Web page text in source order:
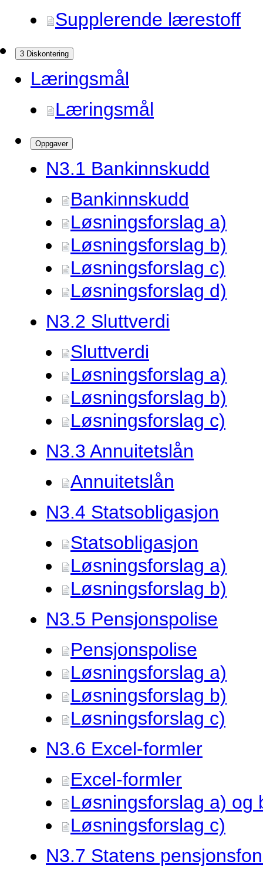
Supplerende lærestoff
3 Diskontering
Læringsmål
Læringsmål
Oppgaver
N3.1 Bankinnskudd
Bankinnskudd
Løsningsforslag a)
Løsningsforslag b)
Løsningsforslag c)
Løsningsforslag d)
N3.2 Sluttverdi
Sluttverdi
Løsningsforslag a)
Løsningsforslag b)
Løsningsforslag c)
N3.3 Annuitetslån
Annuitetslån
N3.4 Statsobligasjon
Statsobligasjon
Løsningsforslag a)
Løsningsforslag b)
N3.5 Pensjonspolise
Pensjonspolise
Løsningsforslag a)
Løsningsforslag b)
Løsningsforslag c)
N3.6 Excel-formler
Excel-formler
Løsningsforslag a) og
Løsningsforslag c)
N3.7 Statens